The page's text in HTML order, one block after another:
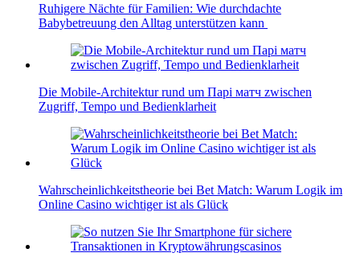
Ruhigere Nächte für Familien: Wie durchdachte
Babybetreuung den Alltag unterstützen kann
Die Mobile-Architektur rund um Парі матч zwischen
Zugriff, Tempo und Bedienklarheit
Wahrscheinlichkeitstheorie bei Bet Match: Warum Logik im
Online Casino wichtiger ist als Glück